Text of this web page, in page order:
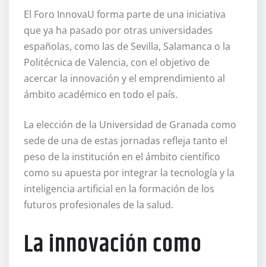
El Foro InnovaU forma parte de una iniciativa
que ya ha pasado por otras universidades
españolas, como las de Sevilla, Salamanca o la
Politécnica de Valencia, con el objetivo de
acercar la innovación y el emprendimiento al
ámbito académico en todo el país.
La elección de la Universidad de Granada como
sede de una de estas jornadas refleja tanto el
peso de la institución en el ámbito científico
como su apuesta por integrar la tecnología y la
inteligencia artificial en la formación de los
futuros profesionales de la salud.
La innovación como